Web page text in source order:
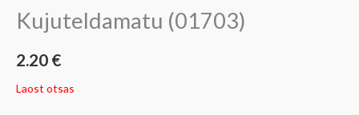
Kujuteldamatu (01703)
2.20 €
Laost otsas